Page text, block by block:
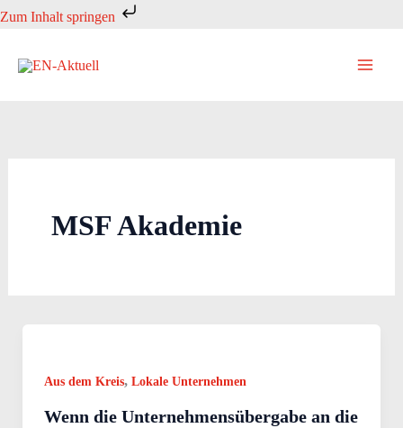
Zum Inhalt springen
Zum
springen
MSF Akademie
Aus dem Kreis, Lokale Unternehmen
Wenn die Unternehmensübergabe an die